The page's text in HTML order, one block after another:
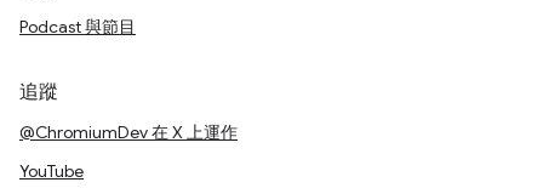
Podcast 與節目
追蹤
@ChromiumDev 在 X 上運作
YouTube